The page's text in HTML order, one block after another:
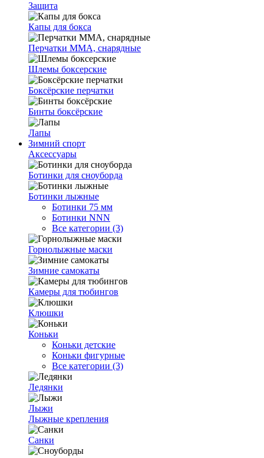
Защита
Капы для бокса
Перчатки ММА, снарядные
Шлемы боксерские
Боксёрские перчатки
Бинты боксёрские
Лапы
Зимний спорт
Аксессуары
Ботинки для сноуборда
Ботинки лыжные
Ботинки 75 мм
Ботинки NNN
Все категории (3)
Горнолыжные маски
Зимние самокаты
Камеры для тюбингов
Клюшки
Коньки
Коньки детские
Коньки фигурные
Все категории (3)
Ледянки
Лыжи
Лыжные крепления
Санки